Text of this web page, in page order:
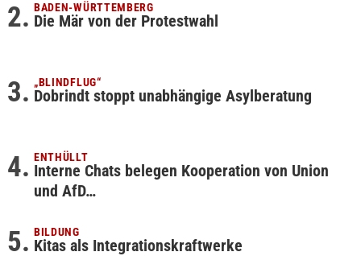
BADEN-WÜRTTEMBERG
Die Mär von der Protestwahl
„BLINDFLUG“
Dobrindt stoppt unabhängige Asylberatung
ENTHÜLLT
Interne Chats belegen Kooperation von Union
und AfD…
BILDUNG
Kitas als Integrationskraftwerke